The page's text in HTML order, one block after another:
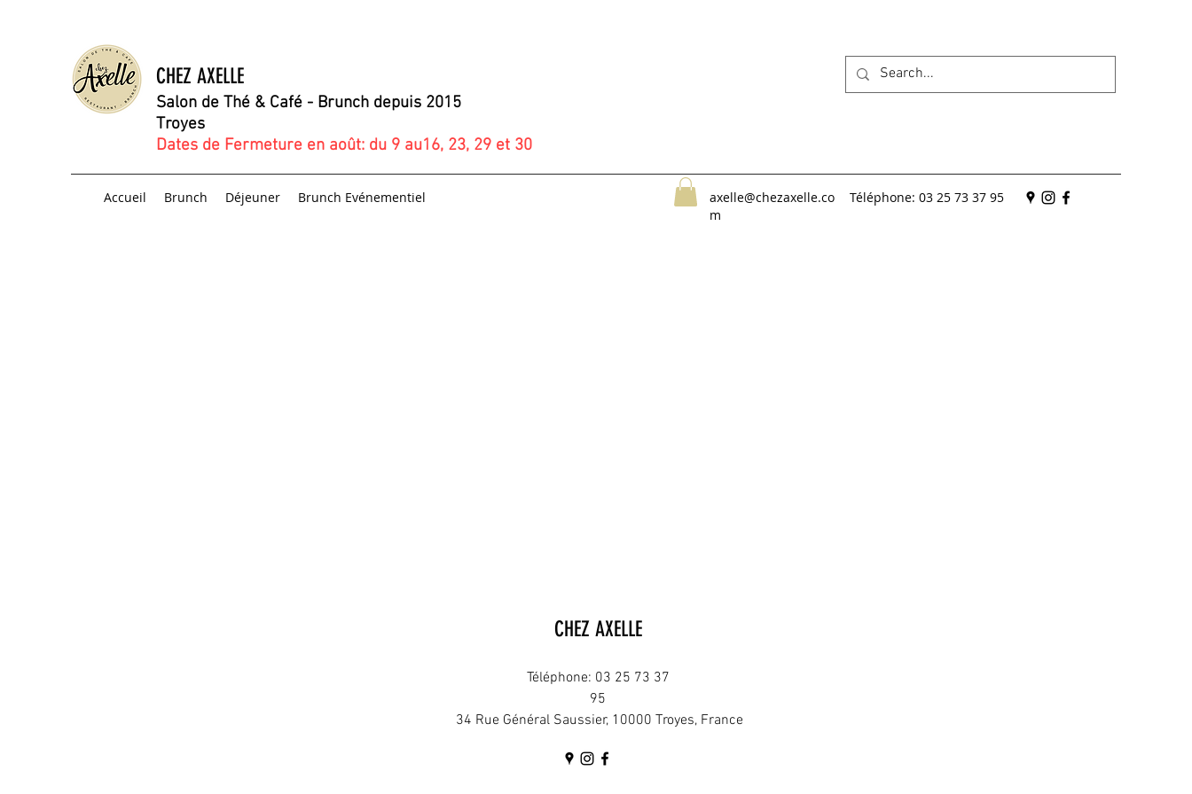
CHEZ AXELLE
Salon de Thé & Café - Brunch depuis 2015
Troyes
Dates de Fermeture en août: du 9 au16, 23, 29 et 30
Accueil Brunch Déjeuner Brunch Evénementiel
axelle@chezaxelle.co
m
Téléphone: 03 25 73 37 95
CHEZ AXELLE
Téléphone: 03 25 73 37
95
34 Rue Général Saussier, 10000 Troyes, France